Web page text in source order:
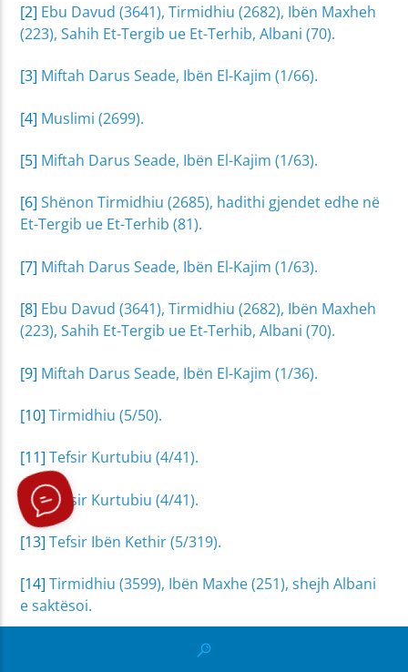
[2] Ebu Davud (3641), Tirmidhiu (2682), Ibën Maxheh
(223), Sahih Et-Tergib ue Et-Terhib, Albani (70).
[3] Miftah Darus Seade, Ibën El-Kajim (1/66).
[4] Muslimi (2699).
[5] Miftah Darus Seade, Ibën El-Kajim (1/63).
[6] Shënon Tirmidhiu (2685), hadithi gjendet edhe në
Et-Tergib ue Et-Terhib (81).
[7] Miftah Darus Seade, Ibën El-Kajim (1/63).
[8] Ebu Davud (3641), Tirmidhiu (2682), Ibën Maxheh
(223), Sahih Et-Tergib ue Et-Terhib, Albani (70).
[9] Miftah Darus Seade, Ibën El-Kajim (1/36).
[10] Tirmidhiu (5/50).
[11] Tefsir Kurtubiu (4/41).
[12]Tefsir Kurtubiu (4/41).
[13] Tefsir Ibën Kethir (5/319).
[14] Tirmidhiu (3599), Ibën Maxhe (251), shejh Albani
e saktësoi.
Ibën Maxhe 925), shejh Albani hadithin e vlerësoi